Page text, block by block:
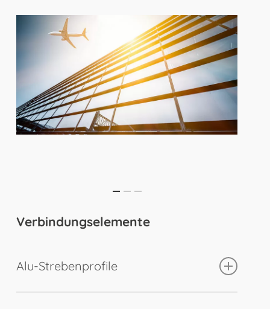
Verbindungselemente
Alu-Strebenprofile